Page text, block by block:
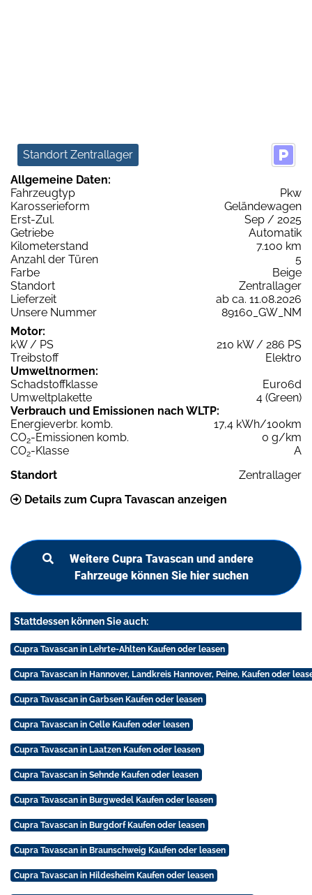
Standort Zentrallager
Allgemeine Daten:
Fahrzeugtyp
Pkw
Karosserieform
Geländewagen
Erst-Zul.
Sep / 2025
Getriebe
Automatik
Kilometerstand
7.100 km
Anzahl der Türen
5
Farbe
Beige
Standort
Zentrallager
Lieferzeit
ab ca. 11.08.2026
Unsere Nummer
89160_GW_NM
Motor:
kW / PS
210 kW / 286 PS
Treibstoff
Elektro
Umweltnormen:
Schadstoffklasse
Euro6d
Umweltplakette
4 (Green)
Verbrauch und Emissionen nach WLTP:
Energieverbr. komb.
17,4 kWh/100km
CO2-Emissionen komb.
0 g/km
CO2-Klasse
A
Standort
Zentrallager
Details zum Cupra Tavascan anzeigen
Weitere Cupra Tavascan und andere
Fahrzeuge können Sie hier suchen
Stattdessen können Sie auch:
Cupra Tavascan in Lehrte-Ahlten Kaufen oder leasen
Cupra Tavascan in Hannover, Landkreis Hannover, Peine, Kaufen oder
Cupra Tavascan in Garbsen Kaufen oder leasen
Cupra Tavascan in Celle Kaufen oder leasen
Cupra Tavascan in Laatzen Kaufen oder leasen
Cupra Tavascan in Sehnde Kaufen oder leasen
Cupra Tavascan in Burgwedel Kaufen oder leasen
Cupra Tavascan in Burgdorf Kaufen oder leasen
Cupra Tavascan in Braunschweig Kaufen oder leasen
Cupra Tavascan in Hildesheim Kaufen oder leasen